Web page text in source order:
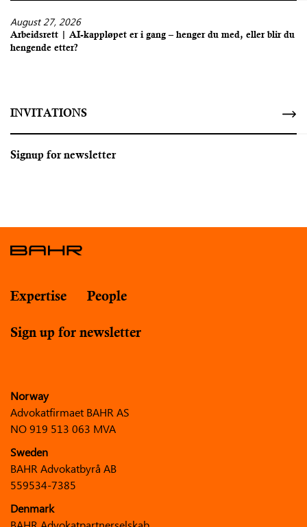
August 27, 2026
Arbeidsrett | AI-kappløpet er i gang – henger du med, eller blir du
hengende etter?
INVITATIONS
Signup for newsletter
Expertise People
Sign up for newsletter
Norway
Advokatfirmaet BAHR AS
NO 919 513 063 MVA
Sweden
BAHR Advokatbyrå AB
559534-7385
Denmark